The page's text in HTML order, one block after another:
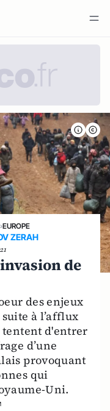
›EUROPE
ZERAH
de
des enjeux
à l’afflux
d'entrer
d’une
provoquant
qui
Uni.